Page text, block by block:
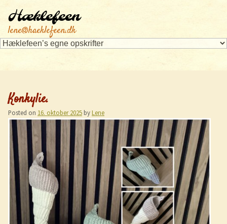
Hæklefeen
lene@haeklefeen.dk
Konkylie.
Posted on 16. oktober 2025 byLene